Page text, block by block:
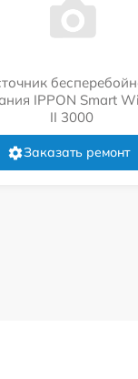
IPPON Smart
II 3000
Заказать ремонт